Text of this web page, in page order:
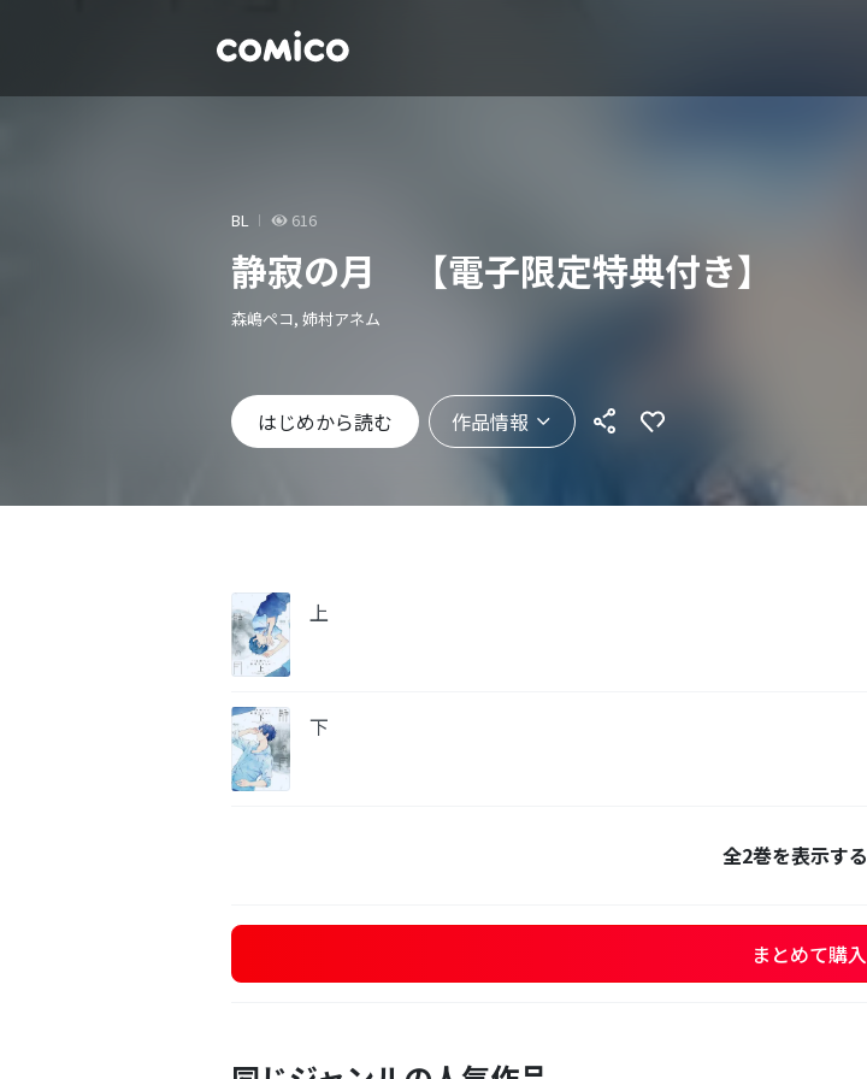
BL 616
静寂の月 【電子限定特典付き】
森嶋ペコ, 姉村アネム
はじめから読む 作品情報
上
下
全2巻を表示する
まとめて購入